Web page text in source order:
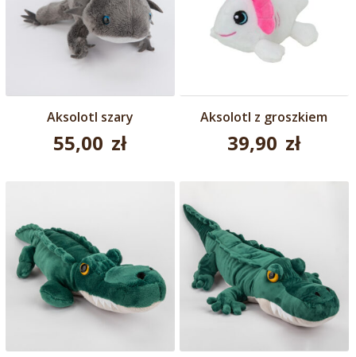
Aksolotl szary
55,00 zł
Aksolotl z groszkiem
39,90 zł